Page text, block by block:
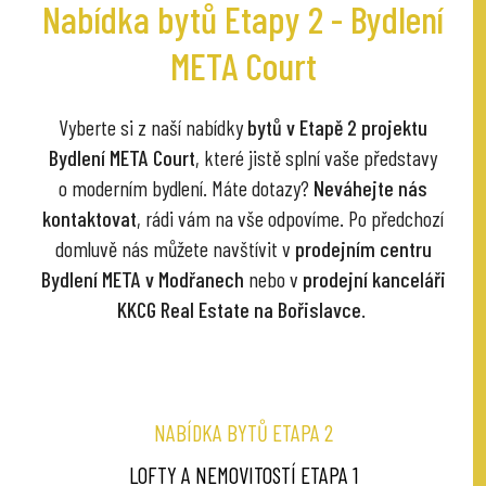
Nabídka bytů Etapy 2 - Bydlení
META Court
Vyberte si z naší nabídky bytů v Etapě 2 projektu
Bydlení META Court, které jistě splní vaše představy
o moderním bydlení. Máte dotazy? Neváhejte nás
kontaktovat, rádi vám na vše odpovíme. Po předchozí
domluvě nás můžete navštívit v prodejním centru
Bydlení META v Modřanech nebo v prodejní kanceláři
KKCG Real Estate na Bořislavce.
NABÍDKA BYTŮ ETAPA 2
LOFTY A NEMOVITOSTÍ ETAPA 1